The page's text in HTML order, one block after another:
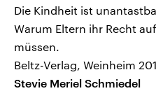
Die Kindheit ist
Warum Eltern ihr Recht
müssen.
Beltz-Verlag, Weinheim
Stevie Meriel Schmiedel